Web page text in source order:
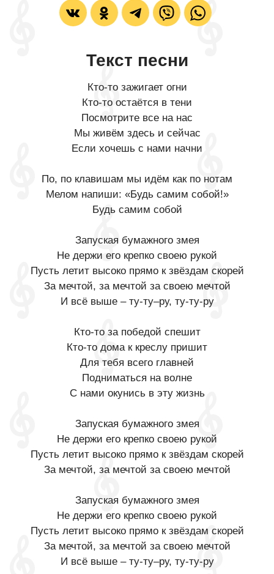
Текст песни
Кто-то зажигает огни
Кто-то остаётся в тени
Посмотрите все на нас
Мы живём здесь и сейчас
Если хочешь с нами начни
По, по клавишам мы идём как по нотам
Мелом напиши: «Будь самим собой!»
Будь самим собой
Запуская бумажного змея
Не держи его крепко своею рукой
Пусть летит высоко прямо к звёздам скорей
За мечтой, за мечтой за своею мечтой
И всё выше – ту-ту–ру, ту-ту-ру
Кто-то за победой спешит
Кто-то дома к креслу пришит
Для тебя всего главней
Подниматься на волне
С нами окунись в эту жизнь
Запуская бумажного змея
Не держи его крепко своею рукой
Пусть летит высоко прямо к звёздам скорей
За мечтой, за мечтой за своею мечтой
Запуская бумажного змея
Не держи его крепко своею рукой
Пусть летит высоко прямо к звёздам скорей
За мечтой, за мечтой за своею мечтой
И всё выше – ту-ту–ру, ту-ту-ру